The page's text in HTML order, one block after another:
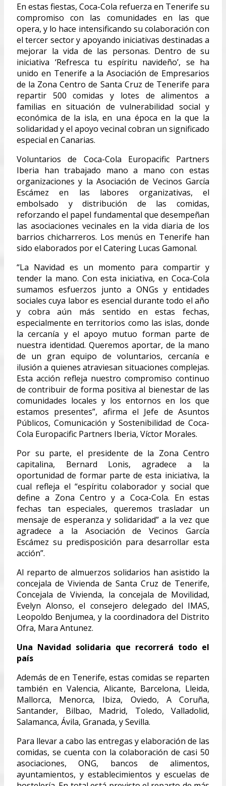
En estas fiestas, Coca-Cola refuerza en Tenerife su
compromiso con las comunidades en las que
opera, y lo hace intensificando su colaboración con
el tercer sector y apoyando iniciativas destinadas a
mejorar la vida de las personas. Dentro de su
iniciativa ‘Refresca tu espíritu navideño’, se ha
unido en Tenerife a la Asociación de Empresarios
de la Zona Centro de Santa Cruz de Tenerife para
repartir 500 comidas y lotes de alimentos a
familias en situación de vulnerabilidad social y
económica de la isla, en una época en la que la
solidaridad y el apoyo vecinal cobran un significado
especial en Canarias.
Voluntarios de Coca-Cola Europacific Partners
Iberia han trabajado mano a mano con estas
organizaciones y la Asociación de Vecinos García
Escámez en las labores organizativas, el
embolsado y distribución de las comidas,
reforzando el papel fundamental que desempeñan
las asociaciones vecinales en la vida diaria de los
barrios chicharreros. Los menús en Tenerife han
sido elaborados por el Catering Lucas Gamonal.
“La Navidad es un momento para compartir y
tender la mano. Con esta iniciativa, en Coca-Cola
sumamos esfuerzos junto a ONGs y entidades
sociales cuya labor es esencial durante todo el año
y cobra aún más sentido en estas fechas,
especialmente en territorios como las islas, donde
la cercanía y el apoyo mutuo forman parte de
nuestra identidad. Queremos aportar, de la mano
de un gran equipo de voluntarios, cercanía e
ilusión a quienes atraviesan situaciones complejas.
Esta acción refleja nuestro compromiso continuo
de contribuir de forma positiva al bienestar de las
comunidades locales y los entornos en los que
estamos presentes”, afirma el Jefe de Asuntos
Públicos, Comunicación y Sostenibilidad de Coca-
Cola Europacific Partners Iberia, Víctor Morales.
Por su parte, el presidente de la Zona Centro
capitalina, Bernard Lonis, agradece a la
oportunidad de formar parte de esta iniciativa, la
cual refleja el “espíritu colaborador y social que
define a Zona Centro y a Coca-Cola. En estas
fechas tan especiales, queremos trasladar un
mensaje de esperanza y solidaridad” a la vez que
agradece a la Asociación de Vecinos García
Escámez su predisposición para desarrollar esta
acción”.
Al reparto de almuerzos solidarios han asistido la
concejala de Vivienda de Santa Cruz de Tenerife,
Concejala de Vivienda, la concejala de Movilidad,
Evelyn Alonso, el consejero delegado del IMAS,
Leopoldo Benjumea, y la coordinadora del Distrito
Ofra, Mara Antunez.
Una Navidad solidaria que recorrerá todo el
país
Además de en Tenerife, estas comidas se reparten
también en Valencia, Alicante, Barcelona, Lleida,
Mallorca, Menorca, Ibiza, Oviedo, A Coruña,
Santander, Bilbao, Madrid, Toledo, Valladolid,
Salamanca, Ávila, Granada, y Sevilla.
Para llevar a cabo las entregas y elaboración de las
comidas, se cuenta con la colaboración de casi 50
asociaciones, ONG, bancos de alimentos,
ayuntamientos, y establecimientos y escuelas de